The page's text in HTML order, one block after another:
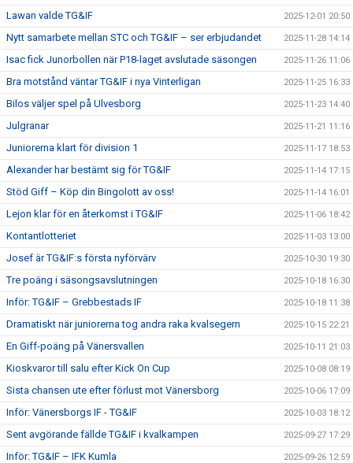
Lawan valde TG&IF 2025-12-01 20:50
Nytt samarbete mellan STC och TG&IF – ser erbjudandet 2025-11-28 14:14
Isac fick Junorbollen när P18-laget avslutade säsongen 2025-11-26 11:06
Bra motstånd väntar TG&IF i nya Vinterligan 2025-11-25 16:33
Bilos väljer spel på Ulvesborg 2025-11-23 14:40
Julgranar 2025-11-21 11:16
Juniorerna klart för division 1 2025-11-17 18:53
Alexander har bestämt sig för TG&IF 2025-11-14 17:15
Stöd Giff – Köp din Bingolott av oss! 2025-11-14 16:01
Lejon klar för en återkomst i TG&IF 2025-11-06 18:42
Kontantlotteriet 2025-11-03 13:00
Josef är TG&IF:s första nyförvärv 2025-10-30 19:30
Tre poäng i säsongsavslutningen 2025-10-18 16:30
Inför: TG&IF – Grebbestads IF 2025-10-18 11:38
Dramatiskt när juniorerna tog andra raka kvalsegern 2025-10-15 22:21
En Giff-poäng på Vänersvallen 2025-10-11 21:03
Kioskvaror till salu efter Kick On Cup 2025-10-08 08:19
Sista chansen ute efter förlust mot Vänersborg 2025-10-06 17:09
Inför: Vänersborgs IF - TG&IF 2025-10-03 18:12
Sent avgörande fällde TG&IF i kvalkampen 2025-09-27 17:29
Inför: TG&IF – IFK Kumla 2025-09-26 12:59